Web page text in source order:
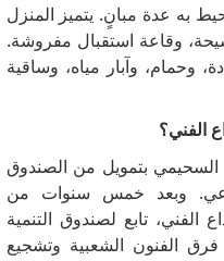
به عدة مبانٍ. يتميز المنزل
وقاعة استقبال مفروشة.
وحمام، وآبار مياه، وساقية
الفني؟
بتمويل من الصندوق
وبعد خمس سنوات من
الفني، تابع لصندوق التنمية
فرق الفنون الشعبية وتشجيع